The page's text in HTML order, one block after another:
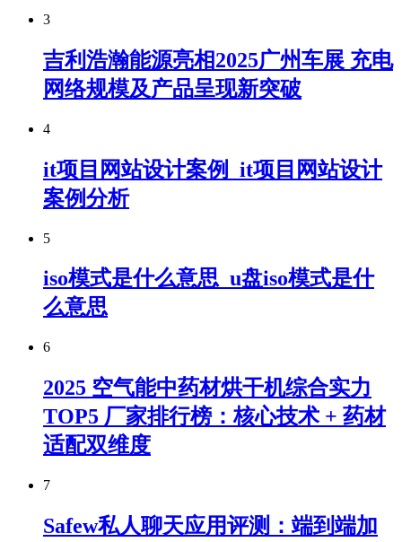
3
吉利浩瀚能源亮相2025广州车展 充电
网络规模及产品呈现新突破
4
it项目网站设计案例_it项目网站设计
案例分析
5
iso模式是什么意思_u盘iso模式是什
么意思
6
2025 空气能中药材烘干机综合实力
TOP5 厂家排行榜：核心技术 + 药材
适配双维度
7
Safew私人聊天应用评测：端到端加